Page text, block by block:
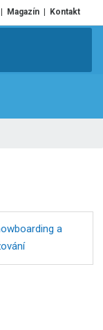
Magazín Kontakt
a